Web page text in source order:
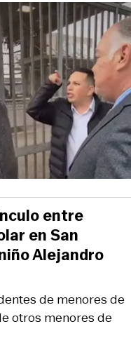
de menores de
otros menores de
entre
en San
Alejandro